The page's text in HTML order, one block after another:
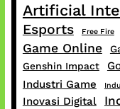
Artificial
Esports Free Fire
Game Online
Genshin Impact
Industri Game
Inovasi Digital